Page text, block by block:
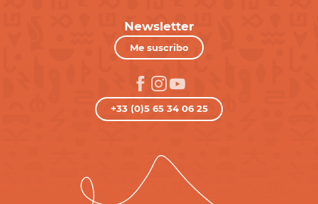
Newsletter
Me suscribo
+33 (0)5 65 34 06 25